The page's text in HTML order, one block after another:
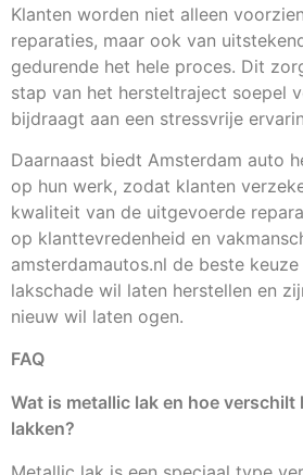
Klanten worden niet alleen
reparaties, maar ook van
gedurende het hele proces. Dit
stap van het hersteltraject soepel
bijdraagt aan een stressvrije
Daarnaast biedt Amsterdam auto
op hun werk, zodat klanten
kwaliteit van de uitgevoerde
op klanttevredenheid en
amsterdamautos.nl de beste
lakschade wil laten herstellen en
nieuw wil laten ogen.
FAQ
Wat is metallic lak en hoe verschilt
lakken?